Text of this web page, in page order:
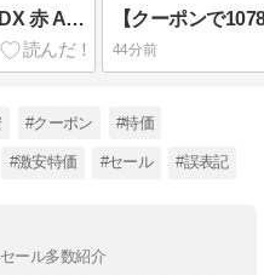
【爆下げ！】sita カラー草抜きDX 赤 A652が281円！
44分前
#クーポン #特価
#激安特価 #セール #誤表記
ール多数紹介